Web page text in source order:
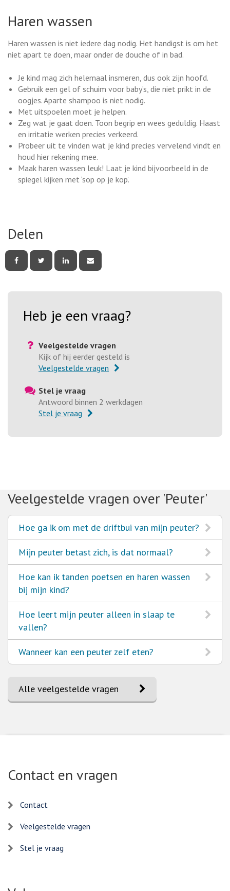
Haren wassen
Haren wassen is niet iedere dag nodig. Het handigst is om het
niet apart te doen, maar onder de douche of in bad.
Je kind mag zich helemaal insmeren, dus ook zijn hoofd.
Gebruik een gel of schuim voor baby’s, die niet prikt in de
oogjes. Aparte shampoo is niet nodig.
Met uitspoelen moet je helpen.
Zeg wat je gaat doen. Toon begrip en wees geduldig. Haast
en irritatie werken precies verkeerd.
Probeer uit te vinden wat je kind precies vervelend vindt en
houd hier rekening mee.
Maak haren wassen leuk! Laat je kind bijvoorbeeld in de
spiegel kijken met ‘sop op je kop’.
Delen
deze deze deze deze
Heb je een vraag?
Veelgestelde vragen
Kijk of hij eerder gesteld is
Veelgestelde vragen
Stel je vraag
Antwoord binnen 2 werkdagen
Stel je vraag
Veelgestelde vragen over 'Peuter'
Ga
naar
Hoe ga ik om met de driftbui van mijn peuter?
Ga
naar
Mijn peuter betast zich, is dat normaal?
Ga
naar
Hoe kan ik tanden poetsen en haren wassen
bij mijn kind?
Ga
naar
Hoe leert mijn peuter alleen in slaap te
vallen?
Ga
naar
Wanneer kan een peuter zelf eten?
Alle veelgestelde vragen
Contact en vragen
Contact
Veelgestelde vragen
Stel je vraag